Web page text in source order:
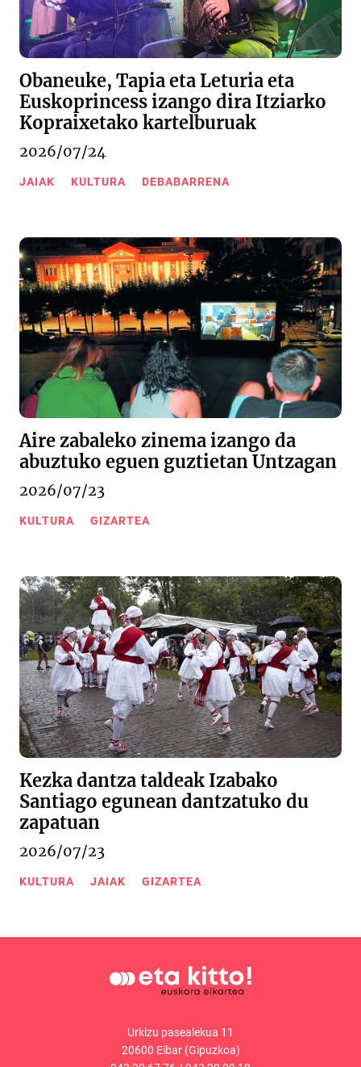
Obaneuke, Tapia eta Leturia eta
Euskoprincess izango dira Itziarko
Kopraixetako kartelburuak
2026/07/24
JAIAK KULTURA DEBABARRENA
Aire zabaleko zinema izango da
abuztuko eguen guztietan Untzagan
2026/07/23
KULTURA GIZARTEA
Kezka dantza taldeak Izabako
Santiago egunean dantzatuko du
zapatuan
2026/07/23
KULTURA JAIAK GIZARTEA
Urkizu pasealekua 11
20600 Eibar (Gipuzkoa)